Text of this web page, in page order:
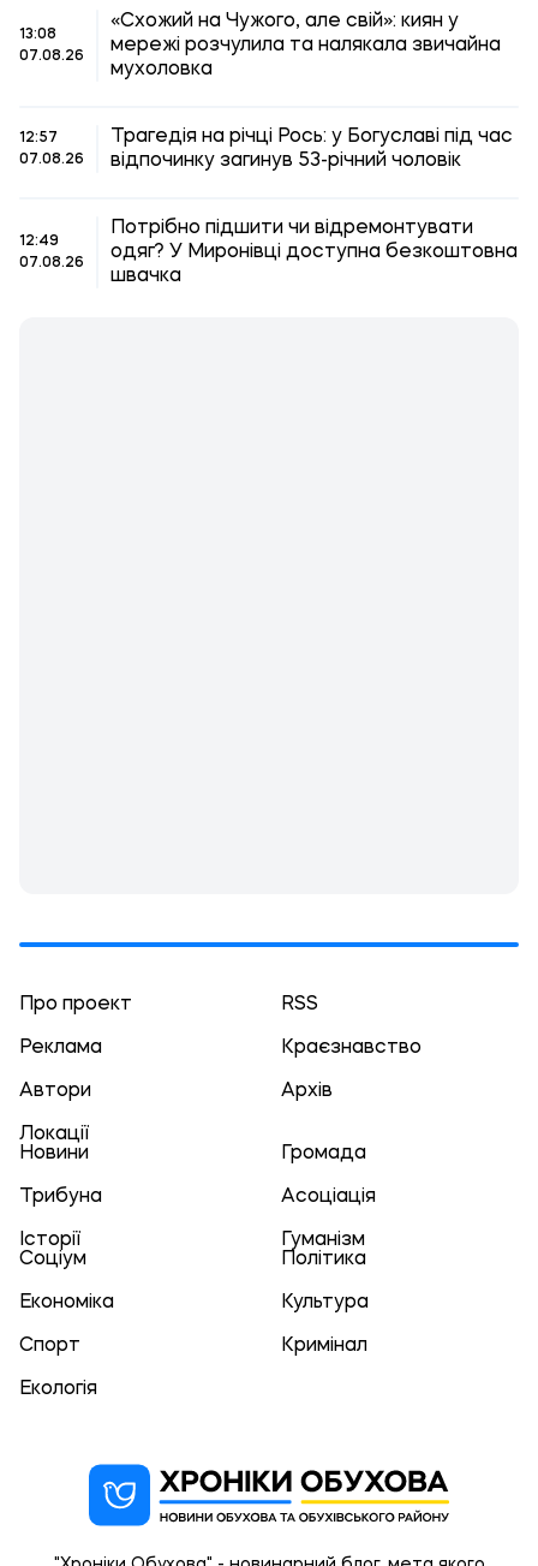
13:08
07.08.26
«Схожий на Чужого, але свій»: киян у
мережі розчулила та налякала звичайна
мухоловка
12:57
07.08.26
Трагедія на річці Рось: у Богуславі під час
відпочинку загинув 53-річний чоловік
12:49
07.08.26
Потрібно підшити чи відремонтувати
одяг? У Миронівці доступна безкоштовна
швачка
Про проект RSS
Реклама Краєзнавство
Автори Архів
Локації
Новини
Громада
Трибуна Асоціація
Історії
Гуманізм
Соціум
Політика
Економіка Культура
Спорт Кримінал
Екологія